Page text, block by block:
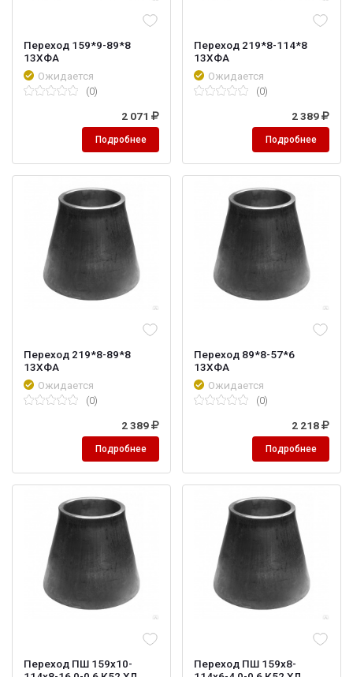
Переход 159*9-89*8
13ХФА
Ожидается
(0)
2 071
Подробнее
Переход 219*8-114*8
13ХФА
Ожидается
(0)
2 389
Подробнее
Переход 219*8-89*8
13ХФА
Ожидается
(0)
2 389
Подробнее
Переход 89*8-57*6
13ХФА
Ожидается
(0)
2 218
Подробнее
Переход ПШ 159х10-
Переход ПШ 159х8-